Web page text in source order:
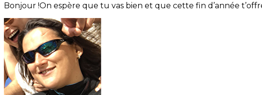
Bonjour !On espère que tu vas bien et que cette fin d’année